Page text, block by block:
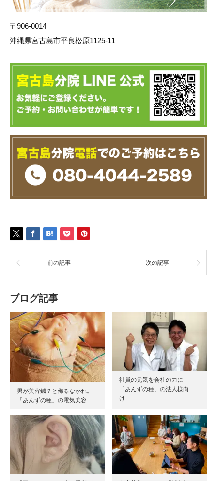
〒906-0014
沖縄県宮古島市平良松原1125-11
前の記事 次の記事
ブログ記事
男が美容鍼？と侮るなかれ。
「あんずの種」の電気美容…
社員の元気を会社の力に！
「あんずの種」の法人様向
け…